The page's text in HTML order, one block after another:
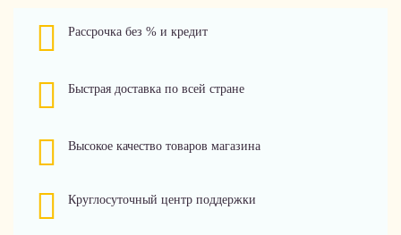
Рассрочка без % и кредит
Быстрая доставка по всей стране
Высокое качество товаров магазина
Круглосуточный центр поддержки